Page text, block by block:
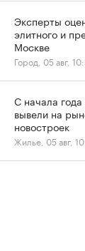
Эксперты
элитного и
Москве
Город, 05 авг,
С начала
вывели на
новостроек
Жилье, 05 авг,